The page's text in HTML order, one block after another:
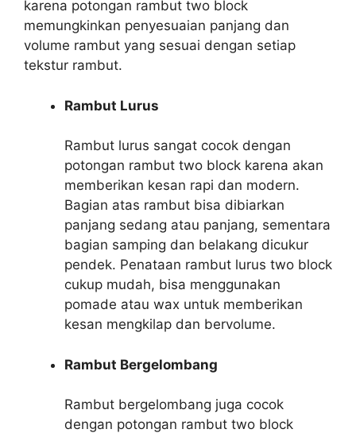
karena potongan rambut two block
memungkinkan penyesuaian panjang dan
volume rambut yang sesuai dengan setiap
tekstur rambut.
Rambut Lurus
Rambut lurus sangat cocok dengan
potongan rambut two block karena akan
memberikan kesan rapi dan modern.
Bagian atas rambut bisa dibiarkan
panjang sedang atau panjang, sementara
bagian samping dan belakang dicukur
pendek. Penataan rambut lurus two block
cukup mudah, bisa menggunakan
pomade atau wax untuk memberikan
kesan mengkilap dan bervolume.
Rambut Bergelombang
Rambut bergelombang juga cocok
dengan potongan rambut two block